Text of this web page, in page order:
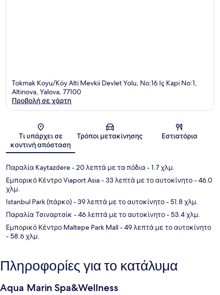
Tokmak Koyu/Köy Alti Mevkii Devlet Yolu, No:16 Iç Kapi No:1,
Altinova, Yalova, 77100
Προβολή σε χάρτη
Τι υπάρχει σε
κοντινή απόσταση
Τρόποι μετακίνησης Εστιατόρια
Παραλία Kaytazdere- 20 λεπτά με τα πόδια- 1.7 χλμ.
Εμπορικό Κέντρο Viaport Asia- 33 λεπτά με το αυτοκίνητο- 46.0
χλμ.
Istanbul Park (πάρκο)- 39 λεπτά με το αυτοκίνητο- 51.8 χλμ.
Παραλία Τσιναρτσίκ - 46 λεπτά με το αυτοκίνητο- 53.4 χλμ.
Εμπορικό Κέντρο Maltepe Park Mall- 49 λεπτά με το αυτοκίνητο
- 58.6 χλμ.
Πληροφορίες για το κατάλυμα
Aqua Marin Spa&Wellness